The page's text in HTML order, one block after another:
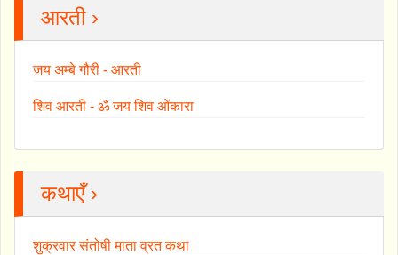
आरती ›
जय अम्बे गौरी - आरती
शिव आरती - ॐ जय शिव ओंकारा
कथाएँ ›
शुक्रवार संतोषी माता व्रत कथा